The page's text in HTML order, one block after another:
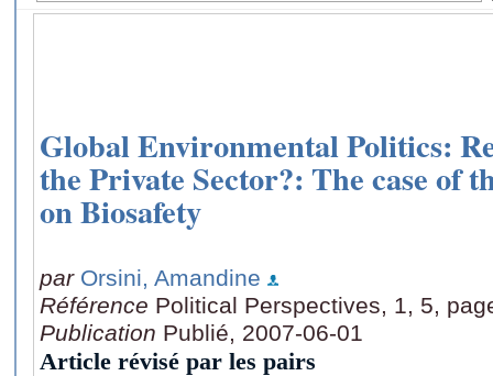
Global Environmental Politics:
the Private Sector?: The case of
on Biosafety
par Orsini, Amandine
Référence Political Perspectives, 1, 5,
Publication Publié, 2007-06-01
Article révisé par les pairs